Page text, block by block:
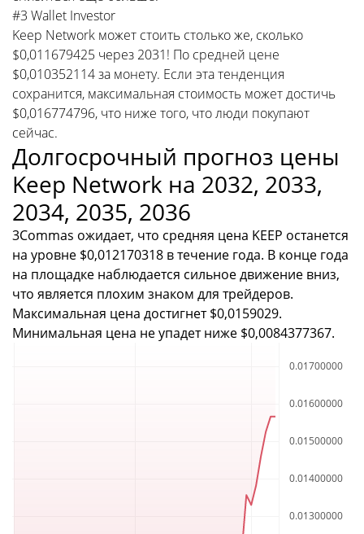
#3 Wallet Investor
Keep Network может стоить столько же, сколько
$0,011679425 через 2031! По средней цене
$0,010352114 за монету. Если эта тенденция
сохранится, максимальная стоимость может достичь
$0,016774796, что ниже того, что люди покупают
сейчас.
Долгосрочный прогноз цены
Keep Network на 2032, 2033,
2034, 2035, 2036
3Commas ожидает, что средняя цена KEEP останется
на уровне $0,012170318 в течение года. В конце года
на площадке наблюдается сильное движение вниз,
что является плохим знаком для трейдеров.
Максимальная цена достигнет $0,0159029.
Минимальная цена не упадет ниже $0,0084377367.